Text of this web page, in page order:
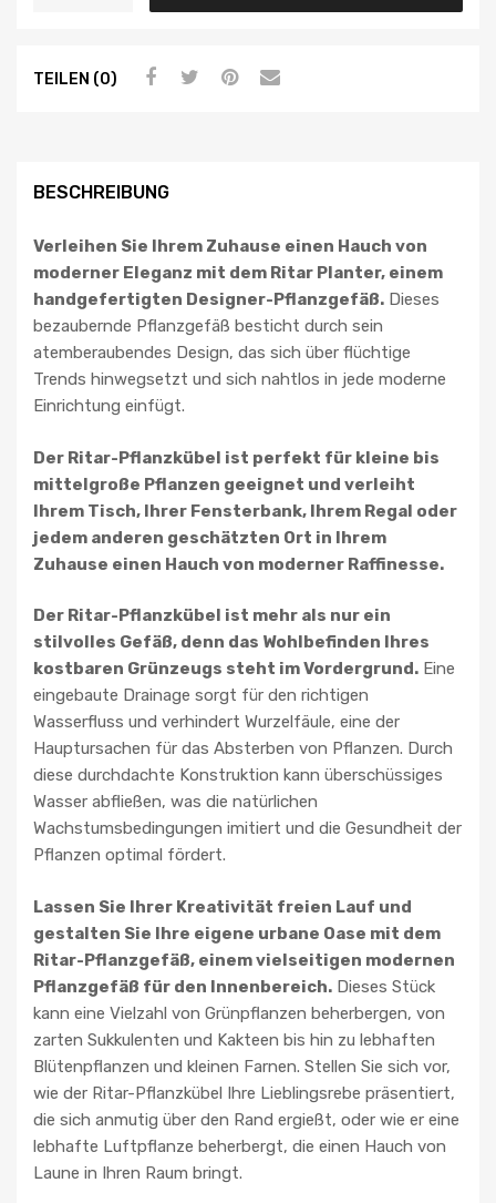
TEILEN (0)
BESCHREIBUNG
Verleihen Sie Ihrem Zuhause einen Hauch von
moderner Eleganz mit dem Ritar Planter, einem
handgefertigten Designer-Pflanzgefäß. Dieses
bezaubernde Pflanzgefäß besticht durch sein
atemberaubendes Design, das sich über flüchtige
Trends hinwegsetzt und sich nahtlos in jede moderne
Einrichtung einfügt.
Der Ritar-Pflanzkübel ist perfekt für kleine bis
mittelgroße Pflanzen geeignet und verleiht
Ihrem Tisch, Ihrer Fensterbank, Ihrem Regal oder
jedem anderen geschätzten Ort in Ihrem
Zuhause einen Hauch von moderner Raffinesse.
Der Ritar-Pflanzkübel ist mehr als nur ein
stilvolles Gefäß, denn das Wohlbefinden Ihres
kostbaren Grünzeugs steht im Vordergrund. Eine
eingebaute Drainage sorgt für den richtigen
Wasserfluss und verhindert Wurzelfäule, eine der
Hauptursachen für das Absterben von Pflanzen. Durch
diese durchdachte Konstruktion kann überschüssiges
Wasser abfließen, was die natürlichen
Wachstumsbedingungen imitiert und die Gesundheit der
Pflanzen optimal fördert.
Lassen Sie Ihrer Kreativität freien Lauf und
gestalten Sie Ihre eigene urbane Oase mit dem
Ritar-Pflanzgefäß, einem vielseitigen modernen
Pflanzgefäß für den Innenbereich. Dieses Stück
kann eine Vielzahl von Grünpflanzen beherbergen, von
zarten Sukkulenten und Kakteen bis hin zu lebhaften
Blütenpflanzen und kleinen Farnen. Stellen Sie sich vor,
wie der Ritar-Pflanzkübel Ihre Lieblingsrebe präsentiert,
die sich anmutig über den Rand ergießt, oder wie er eine
lebhafte Luftpflanze beherbergt, die einen Hauch von
Laune in Ihren Raum bringt.